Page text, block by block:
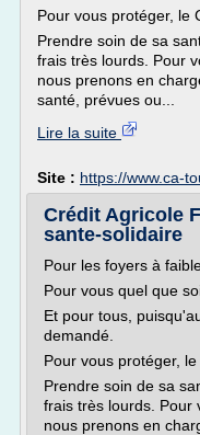
Pour vous protéger, le
Prendre soin de sa
frais très lourds. Pour
nous prenons en
santé, prévues ou...
Lire la suite
Site : https://www.ca-
Crédit Agricole
sante-solidaire
Pour les foyers à
Pour vous quel que
Et pour tous,
demandé.
Pour vous protéger,
Prendre soin de sa
frais très lourds. Pour
nous prenons en